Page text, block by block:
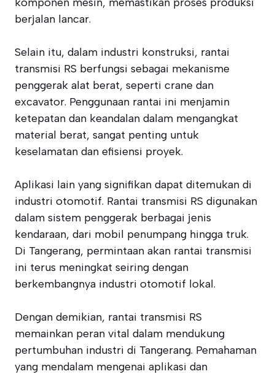
berjalan lancar.
Selain itu, dalam industri konstruksi, rantai
transmisi RS berfungsi sebagai mekanisme
penggerak alat berat, seperti crane dan
excavator. Penggunaan rantai ini menjamin
ketepatan dan keandalan dalam mengangkat
material berat, sangat penting untuk
keselamatan dan efisiensi proyek.
Aplikasi lain yang signifikan dapat ditemukan di
industri otomotif. Rantai transmisi RS digunakan
dalam sistem penggerak berbagai jenis
kendaraan, dari mobil penumpang hingga truk.
Di Tangerang, permintaan akan rantai transmisi
ini terus meningkat seiring dengan
berkembangnya industri otomotif lokal.
Dengan demikian, rantai transmisi RS
memainkan peran vital dalam mendukung
pertumbuhan industri di Tangerang. Pemahaman
yang mendalam mengenai aplikasi dan